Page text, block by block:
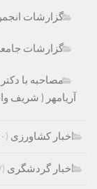
گزارشات
گزارشات
مصاحبه با
آریامهر ( شریف
اخبار کشاورزی (۴۶۰)
اخبار گردشگری (۸۳۷)